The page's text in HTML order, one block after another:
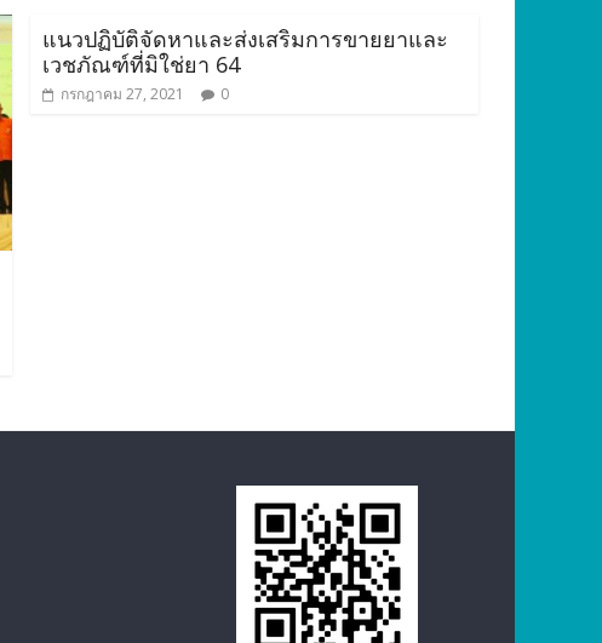
แนวปฏิบัติจัดหาและส่งเสริมการขายยาและ
เวชภัณฑ์ที่มิใช่ยา 64
กรกฎาคม 27, 2021 0